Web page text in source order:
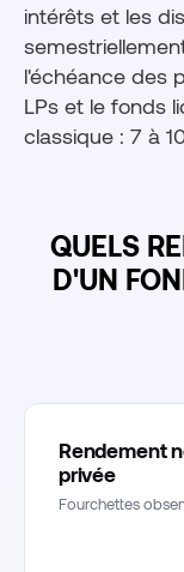
intérêts et les
l'échéance des
LPs et le fonds
classique : 7 à
QUELS
D'UN
Rendement
privée
Fourchettes